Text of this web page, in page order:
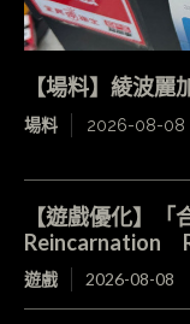
【場料】綾波
場料 2026-08-08
【遊戲優化】
Reincarnation
遊戲 2026-08-08